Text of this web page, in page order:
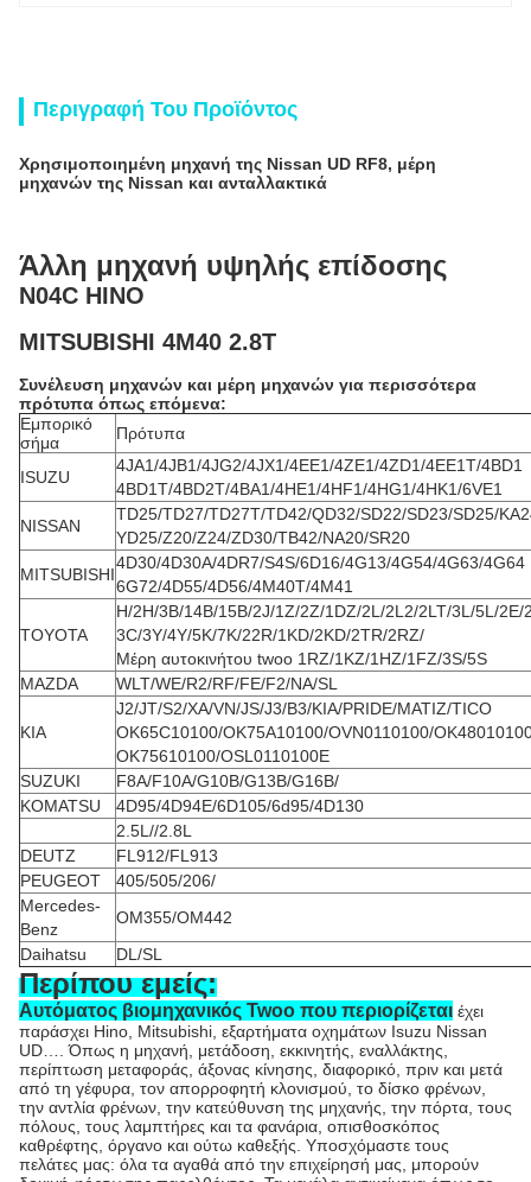
Περιγραφή Του Προϊόντος
Χρησιμοποιημένη μηχανή της Nissan UD RF8, μέρη
μηχανών της Nissan και ανταλλακτικά